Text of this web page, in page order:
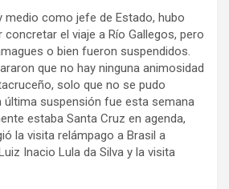
medio como jefe de Estado, hubo
el viaje a Río Gallegos, pero
o bien fueron suspendidos.
que no hay ninguna animosidad
solo que no se pudo
última suspensión fue esta semana
estaba Santa Cruz en agenda,
la visita relámpago a Brasil a
Inacio Lula da Silva y la visita